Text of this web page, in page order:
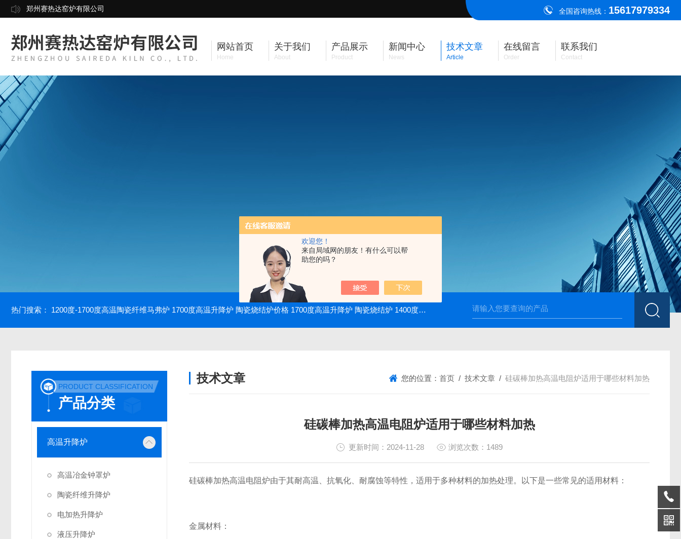
欢迎您！
来自局域网的朋友！有什么可以帮
助您的吗？
郑州赛热达窑炉有限公司 全国咨询热线： 15617979334
网站首页
Home
关于我们
About
产品展示
Product
新闻中心
News
技术文章
Article
在线留言
Order
联系我们
Contact
热门搜索： 1200度-1700度高温陶瓷纤维马弗炉 1700度高温升降炉 陶瓷烧结炉价格 1700度高温升降炉 陶瓷烧结炉 1400度电动升降炉 实验室使用 高温烧结升降炉 可四面加热 1700度升降式马弗炉 烧
PRODUCT CLASSIFICATION
产品分类
高温升降炉
高温冶金钟罩炉
陶瓷纤维升降炉
电加热升降炉
液压升降炉
技术文章 您的位置： 首页 / 技术文章 / 硅碳棒加热高温电阻炉适用于哪些材料加热
硅碳棒加热高温电阻炉适用于哪些材料加热
更新时间：2024-11-28 浏览次数：1489
硅碳棒加热高温电阻炉由于其耐高温、抗氧化、耐腐蚀等特性，适用于多种材料的加热处理。以下是一些常见的适用材料：
金属材料：